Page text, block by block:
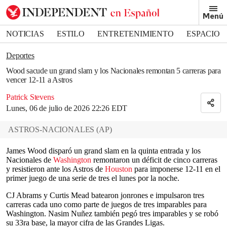
Menú
NOTICIAS ESTILO ENTRETENIMIENTO
ESPACIO
DEPORTES
Deportes
Wood sacude un grand slam y los Nacionales remontan 5 carreras para
vencer 12-11 a Astros
Patrick Stevens
Lunes, 06 de julio de 2026 22:26 EDT
Bookmark popover
Removed from bookmarks
Close popover
ASTROS-NACIONALES (AP)
James Wood disparó un grand slam en la quinta entrada y los
Nacionales de Washington remontaron un déficit de cinco carreras
y resistieron ante los Astros de Houston para imponerse 12-11 en el
primer juego de una serie de tres el lunes por la noche.
CJ Abrams y Curtis Mead batearon jonrones e impulsaron tres
carreras cada uno como parte de juegos de tres imparables para
Washington. Nasim Nuñez también pegó tres imparables y se robó
su 33ra base, la mayor cifra de las Grandes Ligas.